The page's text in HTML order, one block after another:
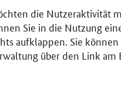
die Nutzeraktivität
Sie in die Nutzung
aufklappen. Sie
über den Link am